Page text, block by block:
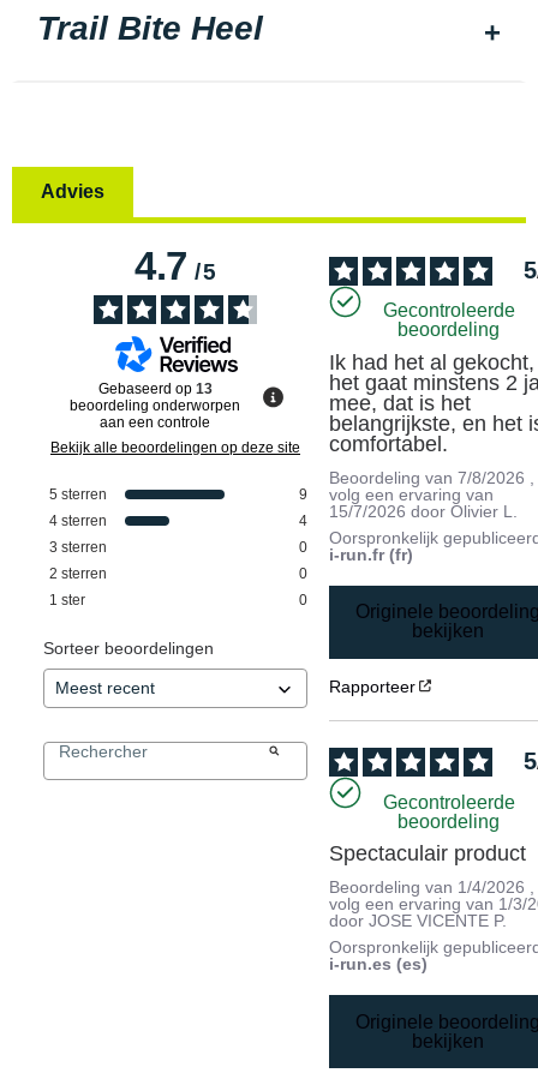
Trail Bite Heel
Advies
4.7/5
Gebaseerd op 13
beoordeling onderworpen
aan een controle
Bekijk alle beoordelingen op deze site
5 sterren
9
4 sterren
4
3 sterren
0
2 sterren
0
1 ster 0
Sorteer beoordelingen
5
Gecontroleerde
beoordeling
Ik had het al gekocht,
het gaat minstens 2
mee, dat is het
belangrijkste, en het
comfortabel.
Beoordeling van7/8/2026
volg een ervaring van
15/7/2026 doorOlivier L.
Oorspronkelijk
i-run.fr (fr)
Originele
bekijken
Rapporteer
5
Gecontroleerde
beoordeling
Spectaculair product
Beoordeling van 1/4/2026
volg een ervaring van 1/3/
doorJOSE VICENTE P.
Oorspronkelijk
i-run.es (es)
Originele
bekijken